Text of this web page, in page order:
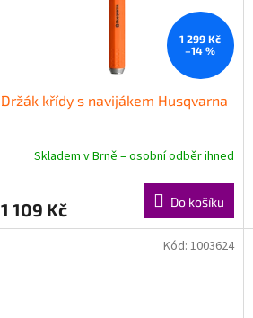
1 299 Kč
–14 %
Držák křídy s navijákem Husqvarna
Skladem v Brně – osobní odběr ihned
1 109 Kč Do košíku
Kód: 1003624